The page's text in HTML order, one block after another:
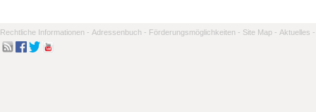
Rechtliche Informationen - Adressenbuch - Förderungsmöglichkeiten - Site Map - Aktuelles -